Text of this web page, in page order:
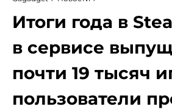
Итоги года в
в сервисе
почти 19 тысяч
пользователи